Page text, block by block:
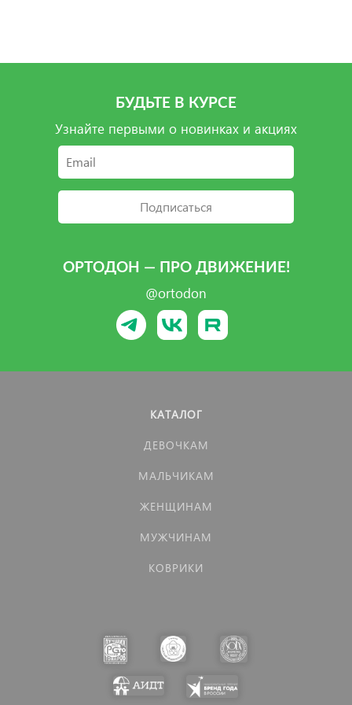
БУДЬТЕ В КУРСЕ
Узнайте первыми о новинках и акциях
Подписаться
ОРТОДОН — ПРО ДВИЖЕНИЕ!
@ortodon
КАТАЛОГ
ДЕВОЧКАМ
МАЛЬЧИКАМ
ЖЕНЩИНАМ
МУЖЧИНАМ
КОВРИКИ